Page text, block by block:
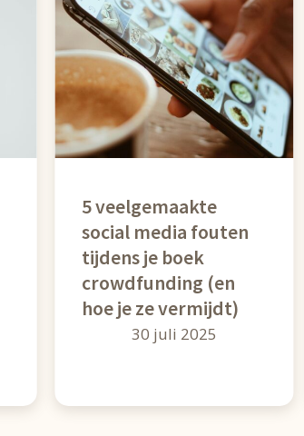
5 veelgemaakte
social media fouten
tijdens je boek
crowdfunding (en
hoe je ze vermijdt)
30 juli 2025